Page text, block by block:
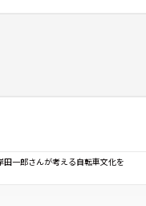
田一郎さんが考える自転車文化を